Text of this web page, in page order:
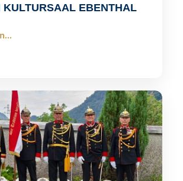
KULTURSAAL EBENTHAL